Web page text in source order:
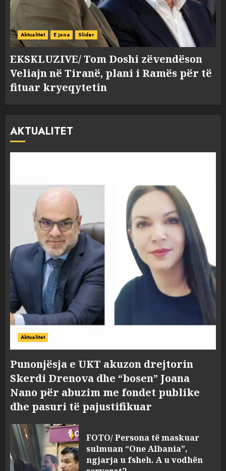
Aktualitet E jona Slider
EKSKLUZIVE/ Tom Doshi zëvendëson
Veliajn në Tiranë, plani i Ramës për të
fituar kryeqytetin
AKTUALITET
Aktualitet
Punonjësja e UKT akuzon drejtorin
Skerdi Drenova dhe “bosen” Joana
Nano për abuzim me fondet publike
dhe pasuri të pajustifikuar
FOTO/ Persona të maskuar
sulmuan “One Albania”,
ngjarja u fsheh. A u vodhën